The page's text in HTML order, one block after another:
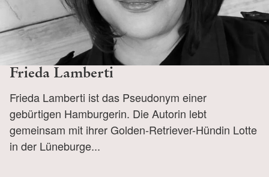
Frieda Lamberti
Frieda Lamberti ist das Pseudonym einer
gebürtigen Hamburgerin. Die Autorin lebt
gemeinsam mit ihrer Golden-Retriever-Hündin Lotte
in der Lüneburge...